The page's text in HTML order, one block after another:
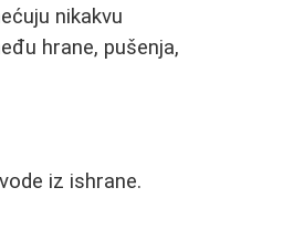
nikakvu
hrane, pušenja,
iz ishrane.